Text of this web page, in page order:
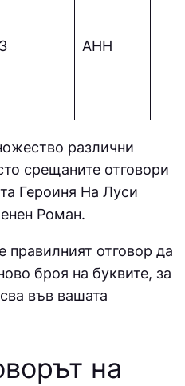
3 АНН
различни
срещаните отговори
Героиня На Луси
Роман.
правилният отговор да
броя на буквите, за
във вашата
на